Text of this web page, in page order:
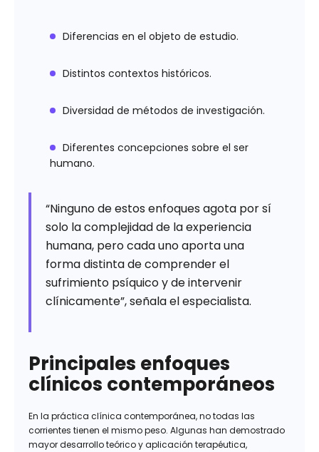
Diferencias en el objeto de estudio.
Distintos contextos históricos.
Diversidad de métodos de investigación.
Diferentes concepciones sobre el ser
humano.
“Ninguno de estos enfoques agota por sí
solo la complejidad de la experiencia
humana, pero cada uno aporta una
forma distinta de comprender el
sufrimiento psíquico y de intervenir
clínicamente”, señala el especialista.
Principales enfoques
clínicos contemporáneos
En la práctica clínica contemporánea, no todas las
corrientes tienen el mismo peso. Algunas han demostrado
mayor desarrollo teórico y aplicación terapéutica,